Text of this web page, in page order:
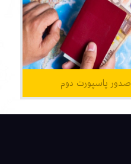
صدور پاسپورت دوم